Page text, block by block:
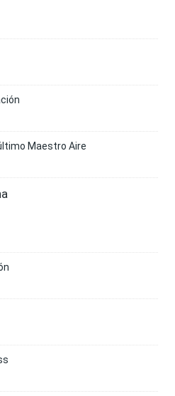
Maestro Aire